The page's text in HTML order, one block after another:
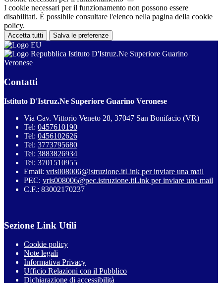
I cookie necessari per il funzionamento non possono essere
disabilitati. È possibile consultare l'elenco nella pagina della cookie
policy.
Accetta tutti Salva le preferenze
Istituto D'Istruz.Ne Superiore Guarino
Veronese
Contatti
Istituto D'Istruz.Ne Superiore Guarino Veronese
Via Cav. Vittorio Veneto 28, 37047 San Bonifacio (VR)
Tel: 0457610190
Tel: 0456102626
Tel: 3773795680
Tel: 3883826934
Tel: 3701510955
Email: vris008006@istruzione.itLink per inviare una mail
PEC: vris008006@pec.istruzione.itLink per inviare una mail
C.F.: 83002170237
Sezione Link Utili
Cookie policy
Note legali
Informativa Privacy
Ufficio Relazioni con il Pubblico
Dichiarazione di accessibilità